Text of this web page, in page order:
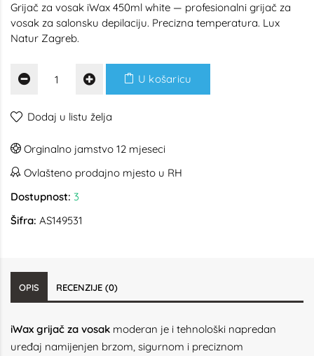
Grijač za vosak iWax 450ml white — profesionalni grijač za
vosak za salonsku depilaciju. Precizna temperatura. Lux
Natur Zagreb.
U košaricu
Dodaj u listu želja
Orginalno jamstvo 12 mjeseci
Ovlašteno prodajno mjesto u RH
Dostupnost: 3
Šifra: AS149531
OPIS RECENZIJE (0)
iWax grijač za vosak moderan je i tehnološki napredan
uređaj namijenjen brzom, sigurnom i preciznom